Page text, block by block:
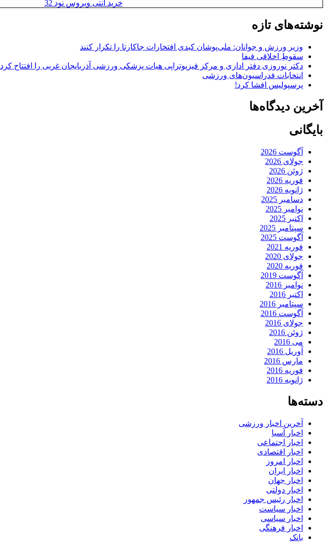
خرید آنتی ویروس نود 32
نوشته‌های تازه
وزیر ورزش و جوانان: ملی‌پوشان کبدی افتخارات جاکارتا را تکرار کنند
سقوطِ اخلاقی فیفا
دکتر نوروزی دفتر اداری و مرکز فیزیوتراپی هیات پزشکی ورزشی آذربایجان غربی را افتتاح کرد
انتخابات فدراسیون‌های ورزشی
پرسپولیس افشا کرد!
آخرین دیدگاه‌ها
بایگانی
آگوست 2026
جولای 2026
ژوئن 2026
فوریه 2026
ژانویه 2026
دسامبر 2025
نوامبر 2025
اکتبر 2025
سپتامبر 2025
آگوست 2025
فوریه 2021
جولای 2020
فوریه 2020
آگوست 2019
نوامبر 2016
اکتبر 2016
سپتامبر 2016
آگوست 2016
جولای 2016
ژوئن 2016
می 2016
آوریل 2016
مارس 2016
فوریه 2016
ژانویه 2016
دسته‌ها
آخرین اخبار ورزشی
اخبار آسیا
اخبار اجتماعی
اخبار اقتصادی
اخبار امروز
اخبار ایران
اخبار جهان
اخبار دولتی
اخبار رئیس جمهور
اخبار سیاست
اخبار سیاسی
اخبار فرهنگی
بانک